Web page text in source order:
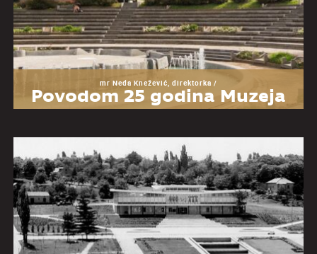
mr Neda Knežević, direktorka /
Povodom 25 godina Muzeja